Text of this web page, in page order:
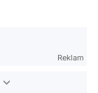
Reklam